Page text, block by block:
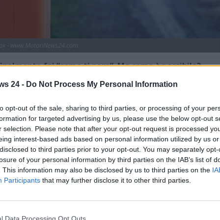
24 - Do Not Process My Personal Information
opt-out of the sale, sharing to third parties, or processing of your
for targeted advertising by us, please use the below opt-out
selection. Please note that after your opt-out request is processed
interest-based ads based on personal information utilized by us
to third parties prior to your opt-out. You may separately
of your personal information by third parties on the IAB’s list of
This information may also be disclosed by us to third parties on the
Participants that may further disclose it to other third parties.
Data Processing Opt Outs
fai “come ti pare”. Ma come è possibile?
ridottarispetto a questi paesi, ha una densità di Autovelox
e Stati Uniti. Una questione spinosa che più volte
l’ennesima multa a chiedersi se questo sia necessario o
Salvini, che già in periodo elettorale aveva parlato
Autovelox “selvaggi”sembra aver deciso di intervenire
una serie di norme a cui attingere per capire se una
strumenti: infatti, un quadro legislativo più concreto e
e dall’altra parte di accogliere quelli che